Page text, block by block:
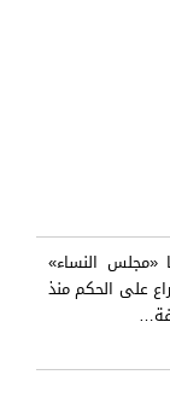
النساء»
على الحكم منذ
…